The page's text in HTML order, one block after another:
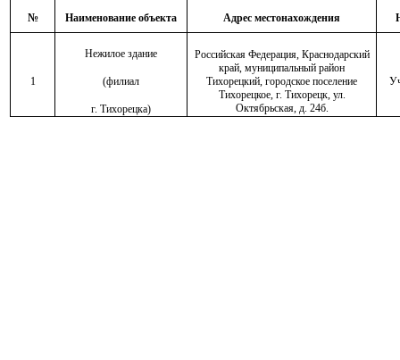
№ Наименование объекта Адрес местонахождения
1
Нежилое здание
(филиал
г. Тихорецка)
Российская Федерация, Краснодарский
край, муниципальный район
Тихорецкий, городское поселение
Тихорецкое, г. Тихорецк, ул.
Октябрьская, д. 24б.